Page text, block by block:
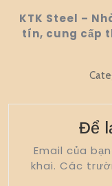
KTK Steel –
tín, cung cấp
Để
Email của
khai. Các